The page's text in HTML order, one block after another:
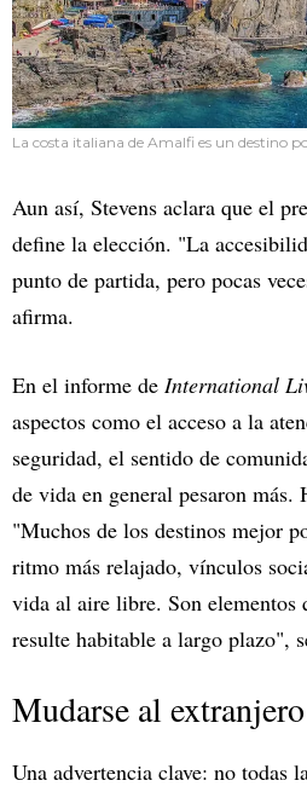
La costa italiana de Amalfi es un destino
Aun así, Stevens aclara que el
define la elección. "La
punto de partida, pero pocas
afirma.
En el informe de International
aspectos como el acceso a la
seguridad, el sentido de
de vida en general pesaron más.
"Muchos de los destinos mejor
ritmo más relajado, vínculos
vida al aire libre. Son elementos
resulte habitable a largo plazo",
Mudarse al
Una advertencia clave: no todas